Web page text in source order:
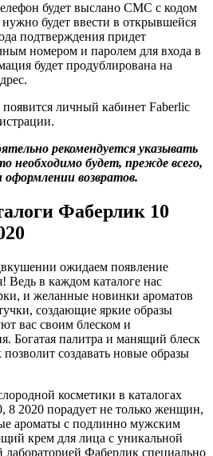
будет выслано СМС с кодом
будет ввести в открывшейся
подтверждения придет
номером и паролем для входа в
будет продублирована на
личный кабинет Faberlic
рекомендуется указывать
необходимо будет, прежде всего,
возвратов.
Фаберлик 10
ожидаем появление
Ведь в каждом каталоге нас
и желанные новинки ароматов
создающие яркие образы
вас своим блеском и
Богатая палитра и манящий блеск
создавать новые образы
косметики в каталогах
8 2020 порадует не только женщин,
ароматы с подлинно мужским
крем для лица с уникальной
лабораторией Фаберлик специально